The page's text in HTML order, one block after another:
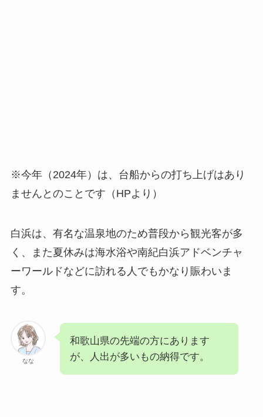
※今年（2024年）は、台船からの打ち上げはあり
ませんとのことです（HPより）
白浜は、有名な温泉地のため普段から観光客が多
く、また夏休みは海水浴や南紀白浜アドベンチャ
ーワールドなどに訪れる人でもかなり賑わいま
す。
なな
和歌山県の先端の方にあります
が、人出が多いもの納得です。